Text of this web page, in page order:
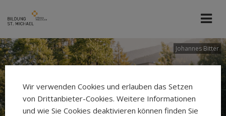
Johannes Bitter
Wir verwenden Cookies und erlauben das Setzen
von Drittanbieter-Cookies. Weitere Informationen
und wie Sie Cookies deaktivieren können finden Sie